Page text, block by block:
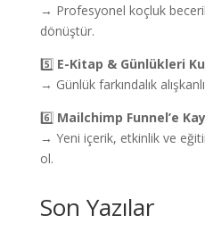
→ Profesyonel koçluk
dönüştür.
5️⃣ E-Kitap & Günlükleri
→ Günlük farkındalık
6️⃣ Mailchimp Funnel’e
→ Yeni içerik, etkinlik ve
ol.
Son Yazılar